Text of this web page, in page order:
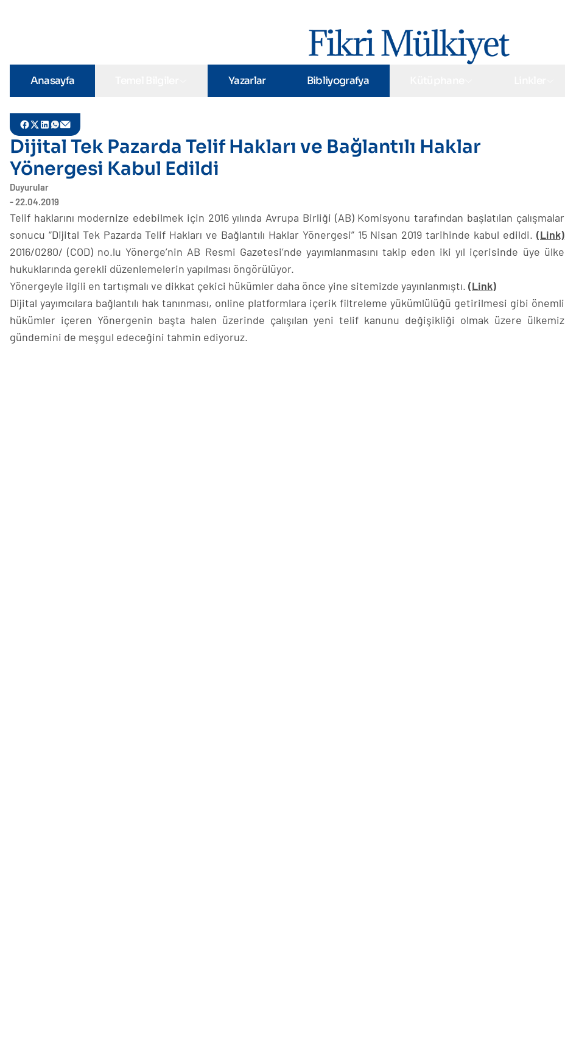
Anasayfa Yazarlar Bibliyografya
Dijital Tek Pazarda Telif Hakları ve Bağlantılı Haklar
Yönergesi Kabul Edildi
Duyurular
- 22.04.2019
Telif haklarını modernize edebilmek için 2016 yılında Avrupa Birliği (AB) Komisyonu tarafından başlatılan çalışmalar
sonucu “Dijital Tek Pazarda Telif Hakları ve Bağlantılı Haklar Yönergesi” 15 Nisan 2019 tarihinde kabul edildi. (Link)
2016/0280/ (COD) no.lu Yönerge’nin AB Resmi Gazetesi’nde yayımlanmasını takip eden iki yıl içerisinde üye ülke
hukuklarında gerekli düzenlemelerin yapılması öngörülüyor.
Yönergeyle ilgili en tartışmalı ve dikkat çekici hükümler daha önce yine sitemizde yayınlanmıştı. (Link)
Dijital yayımcılara bağlantılı hak tanınması, online platformlara içerik filtreleme yükümlülüğü getirilmesi gibi önemli
hükümler içeren Yönergenin başta halen üzerinde çalışılan yeni telif kanunu değişikliği olmak üzere ülkemiz
gündemini de meşgul edeceğini tahmin ediyoruz.